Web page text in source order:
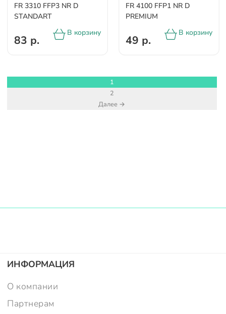
FR 3310 FFP3 NR D
STANDART
83 р.
В корзину
FR 4100 FFP1 NR D
PREMIUM
49 р.
В корзину
1
2
Далее →
ИНФОРМАЦИЯ
О компании
Партнерам